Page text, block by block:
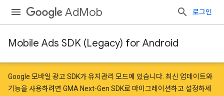
AdMob 로그인
Mobile Ads SDK (Legacy) for Android
Google 모바일 광고 SDK가 유지관리 모드에 있습니다. 최신 업데이트와
기능을 사용하려면 GMA Next-Gen SDK로 마이그레이션하고 설정하세